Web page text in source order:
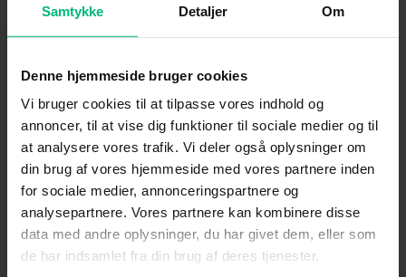
Samtykke Detaljer Om
Denne hjemmeside bruger cookies
Vi bruger cookies til at tilpasse vores indhold og
annoncer, til at vise dig funktioner til sociale medier og til
at analysere vores trafik. Vi deler også oplysninger om
din brug af vores hjemmeside med vores partnere inden
for sociale medier, annonceringspartnere og
analysepartnere. Vores partnere kan kombinere disse
data med andre oplysninger, du har givet dem, eller som
de har indsamlet fra din brug af deres tjenester.
September Reality
Danmarks Nye Livret